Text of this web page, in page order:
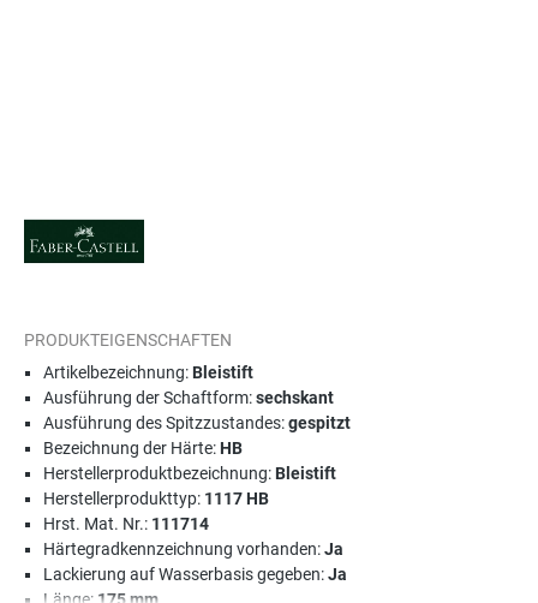
PRODUKTEIGENSCHAFTEN
Artikelbezeichnung:Bleistift
Ausführung der Schaftform:sechskant
Ausführung des Spitzzustandes:gespitzt
Bezeichnung der Härte:HB
Herstellerproduktbezeichnung:Bleistift
Herstellerprodukttyp: 1117 HB
Hrst. Mat. Nr.: 111714
Härtegradkennzeichnung vorhanden:Ja
Lackierung auf Wasserbasis gegeben:Ja